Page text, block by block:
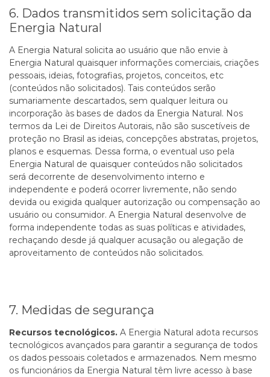
6. Dados transmitidos sem solicitação da
Energia Natural
A Energia Natural solicita ao usuário que não envie à
Energia Natural quaisquer informações comerciais, criações
pessoais, ideias, fotografias, projetos, conceitos, etc
(conteúdos não solicitados). Tais conteúdos serão
sumariamente descartados, sem qualquer leitura ou
incorporação às bases de dados da Energia Natural. Nos
termos da Lei de Direitos Autorais, não são suscetíveis de
proteção no Brasil as ideias, concepções abstratas, projetos,
planos e esquemas. Dessa forma, o eventual uso pela
Energia Natural de quaisquer conteúdos não solicitados
será decorrente de desenvolvimento interno e
independente e poderá ocorrer livremente, não sendo
devida ou exigida qualquer autorização ou compensação ao
usuário ou consumidor. A Energia Natural desenvolve de
forma independente todas as suas políticas e atividades,
rechaçando desde já qualquer acusação ou alegação de
aproveitamento de conteúdos não solicitados.
7. Medidas de segurança
Recursos tecnológicos. A Energia Natural adota recursos
tecnológicos avançados para garantir a segurança de todos
os dados pessoais coletados e armazenados. Nem mesmo
os funcionários da Energia Natural têm livre acesso à base